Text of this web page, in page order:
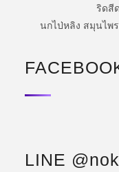
ริดสี
นกไป่หลิง สมุนไพ
LINE